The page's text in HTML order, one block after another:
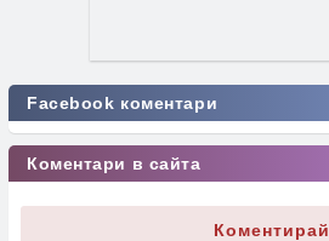
Facebook коментари
Коментари в сайта
Коментирай